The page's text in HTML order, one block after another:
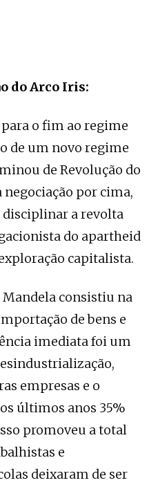
do Arco Iris:
o fim ao regime
de um novo regime
de Revolução do
por cima,
disciplinar a revolta
do apartheid
capitalista.
consistiu na
de bens e
imediata foi um
empresas e o
últimos anos 35%
promoveu a total
e
deixaram de ser